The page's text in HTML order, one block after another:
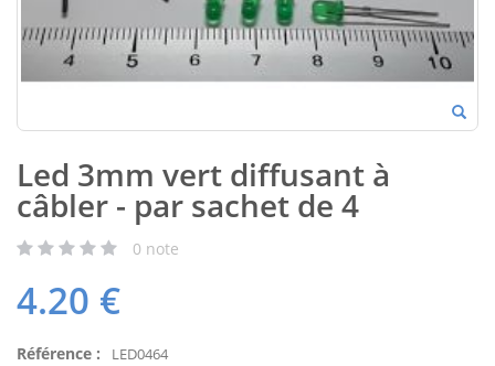
Led 3mm vert diffusant à
câbler - par sachet de 4
0 note
4.20 €
Référence : LED0464